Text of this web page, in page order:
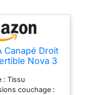
Canapé Droit
Nova 3
: Tissu
couchage :